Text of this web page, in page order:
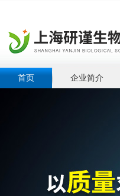
首页 企业简介